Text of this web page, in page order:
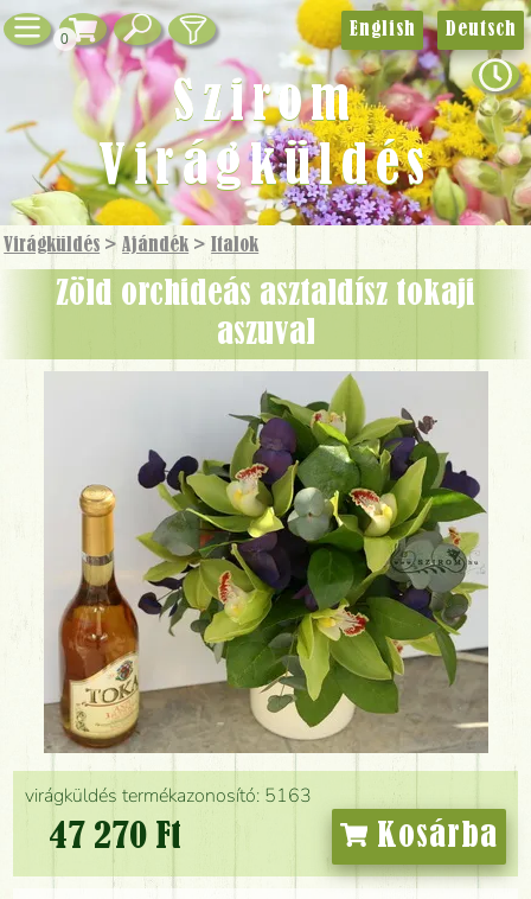
0
Virágküldés >Ajándék > Italok
zöld orchideás asztaldísz tokaji
aszuval
virágküldés termékazonosító: 5163
47 270 Ft Kosárba
English Deutsch
Szirom
Virágküldés